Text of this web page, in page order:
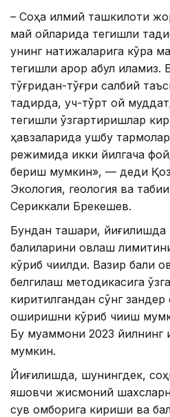
– Соҳа илмий ташкилоти
май ойларида тегишли
унинг натижаларига кўра
тегишли қарор қабул қиламиз.
тўғридан-тўғри салбий
тақдирда, уч-тўрт ой
тегишли ўзгартиришлар
ҳавзаларида ушбу
режимида икки йилгача
бериш мумкин», — деди
Экология, геология ва
Сериккали Брекешев.
Бундан ташқари,
балиқларини овлаш
кўриб чиқилди. Вазир балиқ
белгилаш методикасига
киритилгандан сўнг
оширишни кўриб чиқиш
Бу муаммони 2023 йилнинг
мумкин.
Йиғилишда, шунингдек,
яшовчи жисмоний
сув омборига кириши ва